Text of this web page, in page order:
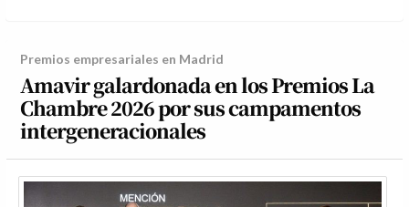
Premios empresariales en Madrid
Amavir galardonada en los Premios La
Chambre 2026 por sus campamentos
intergeneracionales